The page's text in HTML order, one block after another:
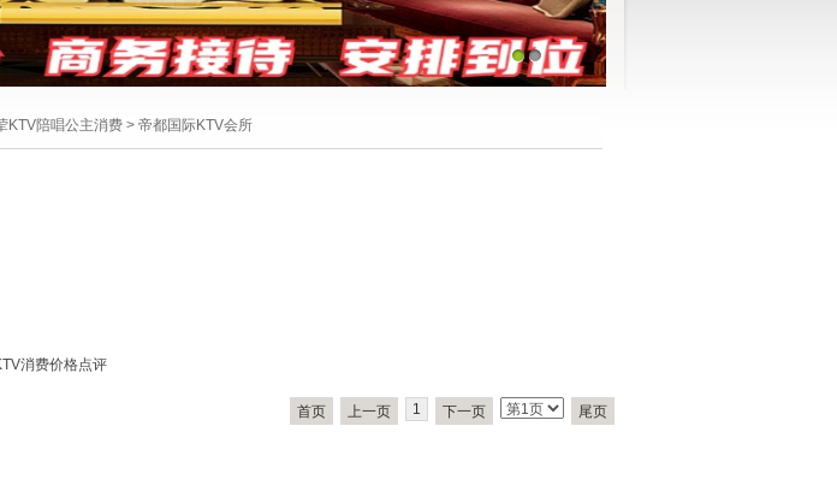
1 2
消费价格点评
首页 上一页 1 下一页 尾页
KTV陪唱公主消费 > 帝都国际KTV会所